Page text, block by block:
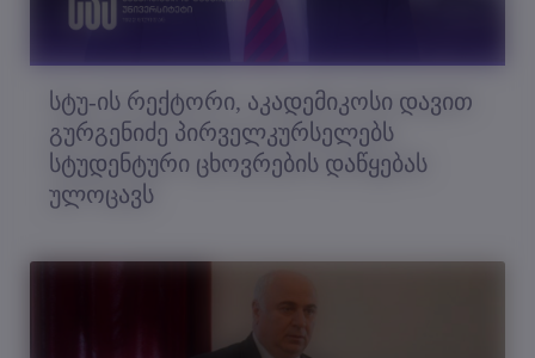
სტუ-ის რექტორი, აკადემიკოსი დავით
გურგენიძე პირველკურსელებს
სტუდენტური ცხოვრების დაწყებას
ულოცავს